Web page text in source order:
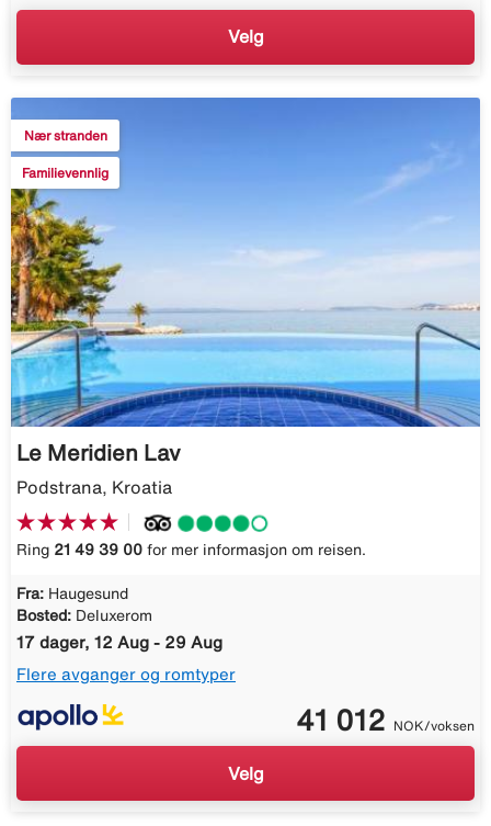
Velg
Nær stranden
Familievennlig
Le Meridien Lav
Podstrana, Kroatia
Ring 21 49 39 00 for mer informasjon om reisen.
Fra: Haugesund
Bosted: Deluxerom
17 dager, 12 Aug - 29 Aug
Flere avganger og romtyper
41 012 NOK/voksen
Velg